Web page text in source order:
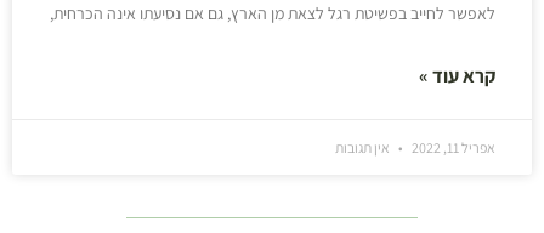
לאפשר לחייב בפשיטת רגל לצאת מן הארץ, גם אם נסיעתו אינה הכרחית,
קרא עוד »
אפריל 11, 2022 אין תגובות